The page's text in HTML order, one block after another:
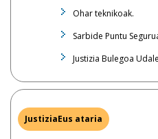
Ohar teknikoak.
Sarbide Puntu
Justizia Bulegoa
JustiziaEus ataria